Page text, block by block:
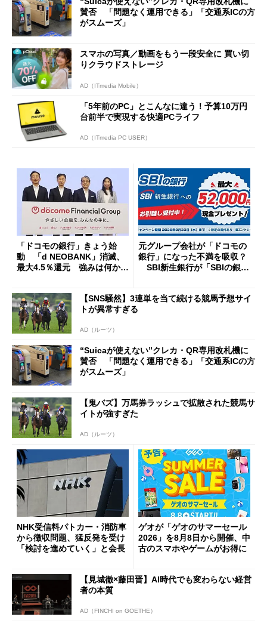
開催
賛否 「問題なく運用できる」「交通系ICの方
がスムーズ」
スマホの写真／動画をもう一段安全に 買い切
りクラウドストレージ
AD（ITmedia Mobile）
「5年前のPC」とこんなに違う！予算10万円
台前半で実現する快適PCライフ
AD（ITmedia PC USER）
「ドコモの銀行」きょう始
動 「d NEOBANK」消滅、
最大4.5％還元 強みは何か解
元グループ会社が「ドコモの
銀行」になった不満を吸収？
SBI新生銀行が「SBIの銀
開催
【SNS騒然】3連単を当て続ける競馬予想サイ
トが異常すぎる
AD（ルーツ）
“Suicaが使えない”クレカ・QR専用改札機に
賛否 「問題なく運用できる」「交通系ICの方
がスムーズ」
【鬼バズ】万馬券ラッシュで拡散された競馬サ
イトが強すぎた
AD（ルーツ）
NHK受信料パトカー・消防車
から徴収問題、猛反発を受け
「検討を進めていく」と会長
ゲオが「ゲオのサマーセール
2026」を8月8日から開催、中
古のスマホやゲームがお得に
【見城徹×藤田晋】AI時代でも変わらない経営
者の本質
AD（FINCHI on GOETHE）